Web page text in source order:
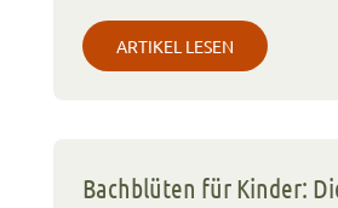
ARTIKEL LESEN
Bachblüten für Kinder: